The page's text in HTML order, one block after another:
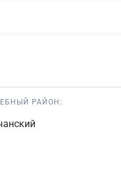
РАЙОН: